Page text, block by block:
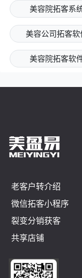
美容院拓客系
美容公司拓客软
美容院拓客软
老客户转介绍
微信拓客小程序
裂变分销获客
共享店铺